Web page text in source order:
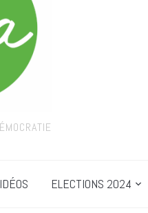
ELECTIONS 2024